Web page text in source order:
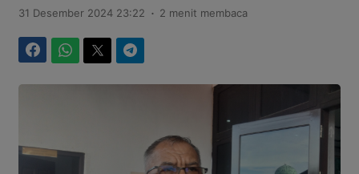
31 Desember 2024 23:22 . 2 menit membaca